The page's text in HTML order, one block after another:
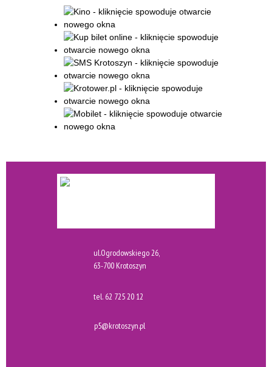
ul.Ogrodowskiego 26,
63-700 Krotoszyn
tel. 62 725 20 12
p5@krotoszyn.pl